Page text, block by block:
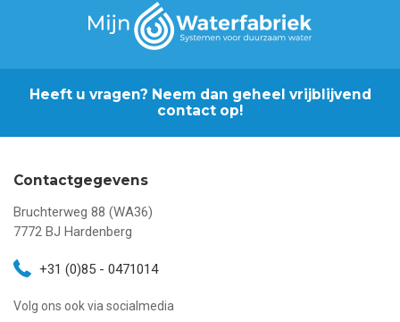
Heeft u vragen? Neem dan geheel vrijblijvend
contact op!
Contactgegevens
Bruchterweg 88 (WA36)
7772 BJ Hardenberg
+31 (0)85 - 0471014
Volg ons ook via socialmedia